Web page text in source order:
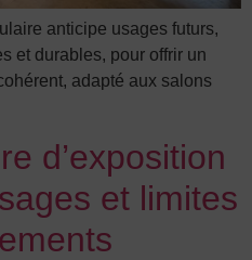
anticipe usages futurs,
et durables, pour offrir un
adapté aux salons
d’exposition
et limites